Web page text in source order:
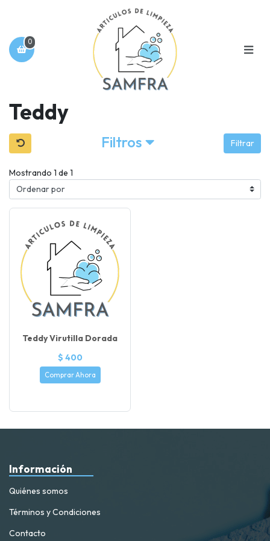
0
Teddy
Filtros Filtrar
Mostrando 1 de 1
Teddy Virutilla Dorada
$ 400
Comprar Ahora
Información
Quiénes somos
Términos y Condiciones
Contacto